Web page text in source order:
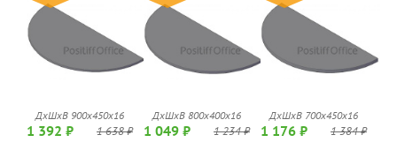
ДхШхВ 900х450х16
1 392 ₽ 1 638 ₽
ДхШхВ 800х400х16
1 049 ₽ 1 234 ₽
ДхШхВ 700х450х16
1 176 ₽ 1 384 ₽